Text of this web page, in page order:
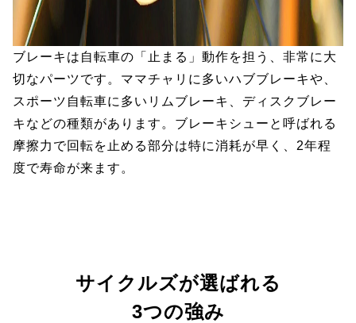
ブレーキは自転車の「止まる」動作を担う、非常に大
切なパーツです。ママチャリに多いハブブレーキや、
スポーツ自転車に多いリムブレーキ、ディスクブレー
キなどの種類があります。ブレーキシューと呼ばれる
摩擦力で回転を止める部分は特に消耗が早く、2年程
度で寿命が来ます。
サイクルズが選ばれる
3つの強み